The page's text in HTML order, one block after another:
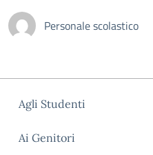
Personale scolastico
Agli Studenti
Ai Genitori